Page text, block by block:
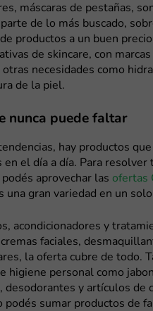
máscaras de pestañas,
de lo más buscado,
productos a un buen
de skincare, con marcas
necesidades como
de la piel.
nunca puede faltar
hay productos
en el día a día. Para resolver
aprovechar las ofertas
una gran variedad en un
acondicionadores y
faciales,
la oferta cubre de todo.
higiene personal como
desodorantes y artículos de
podés sumar productos de